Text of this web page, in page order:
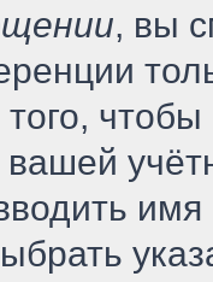
, вы
чтобы
вашей